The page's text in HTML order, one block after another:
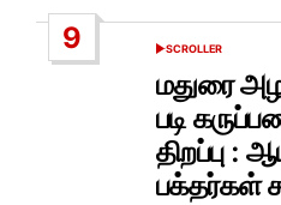
9
POSTED
SCROLLER
மதுரை
படி
திறப்பு :
பக்தர்கள்